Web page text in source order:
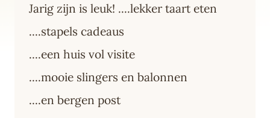
Jarig zijn is leuk! ....lekker taart eten
....stapels cadeaus
....een huis vol visite
....mooie slingers en balonnen
....en bergen post